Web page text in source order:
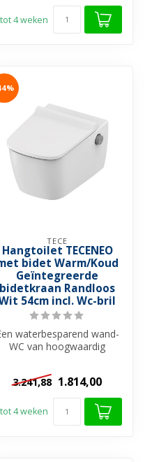
4 weken
TECE
Hangtoilet TECENEO
bidet Warm/Koud
Geïntegreerde
bidetkraan Randloos
54cm incl. Wc-bril
waterbesparend wand-
WC van hoogwaardig
geïntegreerde d...
3.241,88 1.814,00
4 weken